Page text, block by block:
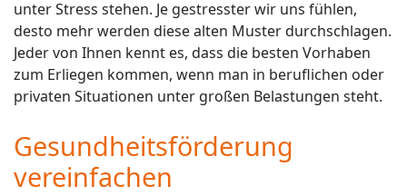
unter Stress stehen. Je gestresster wir uns fühlen,
desto mehr werden diese alten Muster durchschlagen.
Jeder von Ihnen kennt es, dass die besten Vorhaben
zum Erliegen kommen, wenn man in beruflichen oder
privaten Situationen unter großen Belastungen steht.
Gesundheitsförderung
vereinfachen